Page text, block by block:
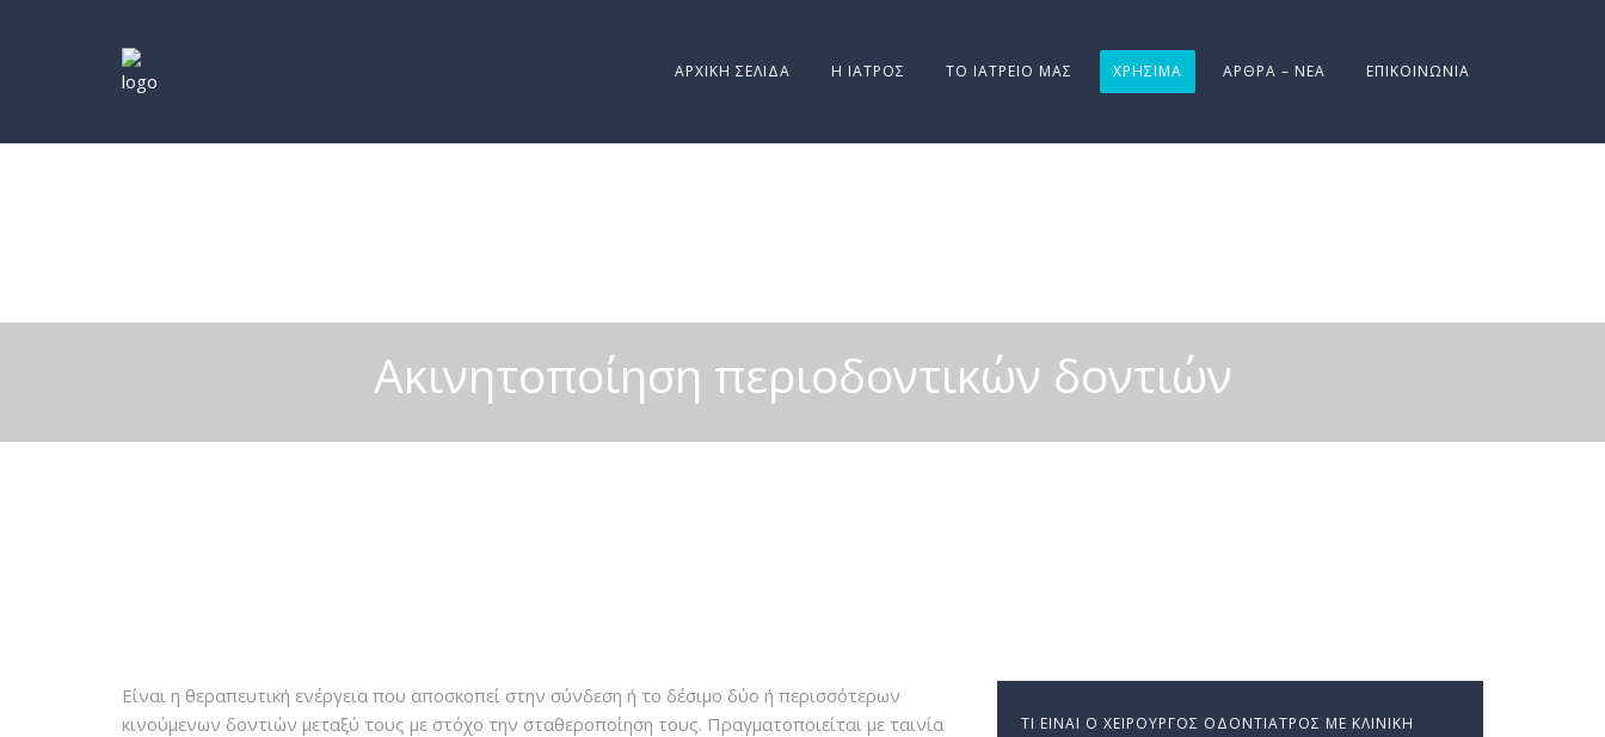
ΑΡΧΙΚΉ ΣΕΛΊΔΑ Η ΙΑΤΡΌΣ ΤΟ ΙΑΤΡΕΊΟ ΜΑΣ ΧΡΉΣΙΜΑ ΆΡΘΡΑ – ΝΈΑ ΕΠΙΚΟΙΝΩΝΊΑ
Ακινητοποίηση περιοδοντικών δοντιών
Είναι η θεραπευτική ενέργεια που αποσκοπεί στην σύνδεση ή το δέσιμο δύο ή περισσότερων
κινούμενων δοντιών μεταξύ τους με στόχο την σταθεροποίηση τους. Πραγματοποιείται με ταινία
ΤΙ ΕΊΝΑΙ Ο ΧΕΙΡΟΎΡΓΟΣ ΟΔΟΝΤΊΑΤΡΟΣ ΜΕ ΚΛΙΝΙΚΉ